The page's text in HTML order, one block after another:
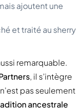
ajoutent une
et traité au sherry
remarquable.
, il s’intègre
pas seulement
ancestrale